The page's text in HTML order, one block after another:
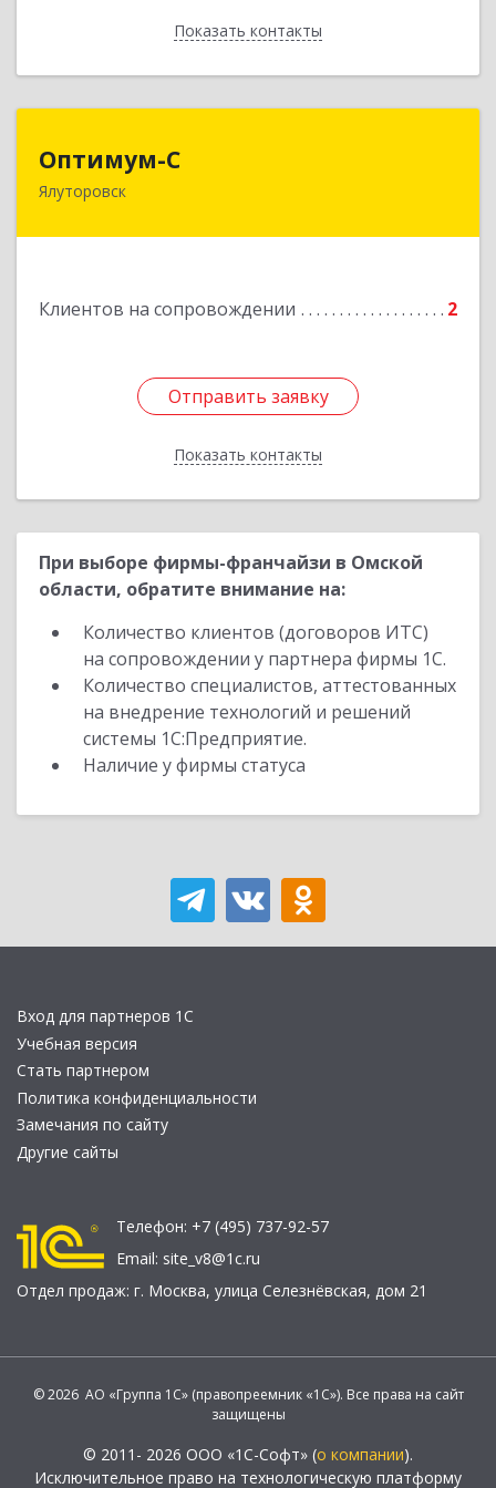
Показать контакты
Назад
Оптимум-С
Ялуторовск
Клиентов на сопровождении 2
Отправить заявку
Показать контакты
Отправить заявку
Назад
При выборе фирмы-франчайзи в Омской
области, обратите внимание на:
Количество клиентов (договоров ИТС)
на сопровождении у партнера фирмы 1С.
Количество специалистов, аттестованных
на внедрение технологий и решений
системы 1С:Предприятие.
Наличие у фирмы статуса
Вход для партнеров 1С
Учебная версия
Стать партнером
Политика конфиденциальности
Замечания по сайту
Другие сайты
Телефон: +7 (495) 737-92-57
Email: site_v8@1c.ru
Отдел продаж: г. Москва, улица Селезнёвская, дом 21
© 2026 АО «Группа 1С» (правопреемник «1С»). Все права на сайт
защищены
© 2011- 2026 ООО «1С-Софт» (о компании).
Исключительное право на технологическую платформу